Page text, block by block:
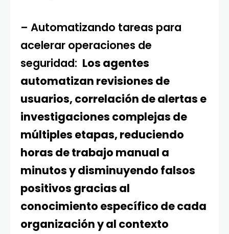
– Automatizando tareas para
acelerar operaciones de
seguridad: Los agentes
automatizan revisiones de
usuarios, correlación de alertas e
investigaciones complejas de
múltiples etapas, reduciendo
horas de trabajo manual a
minutos y disminuyendo falsos
positivos gracias al
conocimiento específico de cada
organización y al contexto